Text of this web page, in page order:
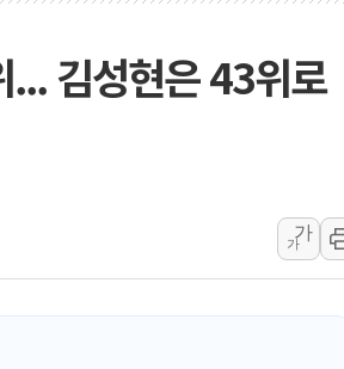
트럼프 "금리 내려야"…파월 때와 달리
특정 정치인 측근 포항시 정책특보 내정
이란와이어 "이란 최고지도자 위독…곧
김성현은 43위로
가
가